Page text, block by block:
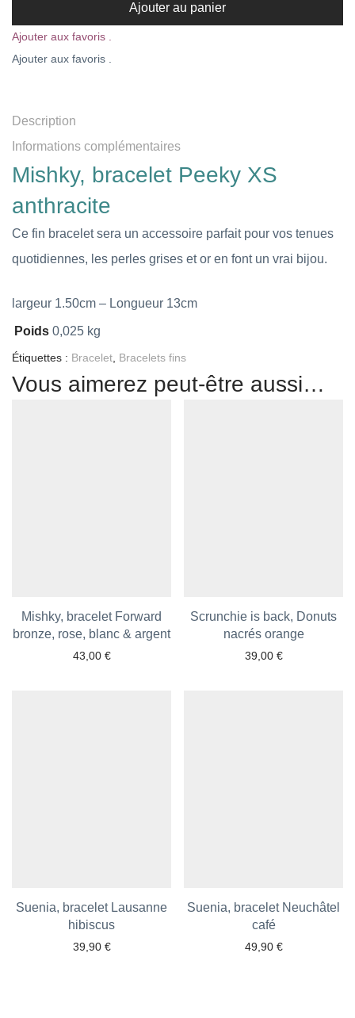
Ajouter au panier
Ajouter aux favoris .
Ajouter aux favoris .
Description
Informations complémentaires
Mishky, bracelet Peeky XS
anthracite
Ce fin bracelet sera un accessoire parfait pour vos tenues
quotidiennes, les perles grises et or en font un vrai bijou.
largeur 1.50cm – Longueur 13cm
Poids 0,025 kg
Étiquettes : Bracelet Bracelets fins
Vous aimerez peut-être aussi…
Mishky, bracelet Forward
bronze, rose, blanc & argent
43,00 €
Ajouter aux favoris
Scrunchie is back, Donuts
nacrés orange
39,00 €
Ajouter aux favoris
Suenia, bracelet Lausanne
hibiscus
39,90 €
Ajouter aux favoris
Suenia, bracelet Neuchâtel
café
49,90 €
Ajouter aux favoris